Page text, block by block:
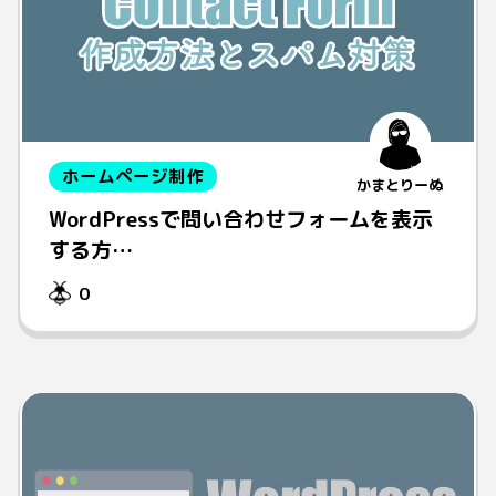
ホームページ制作
WordPressで問い合わせフォームを表示
する方…
0
かまとりーぬ